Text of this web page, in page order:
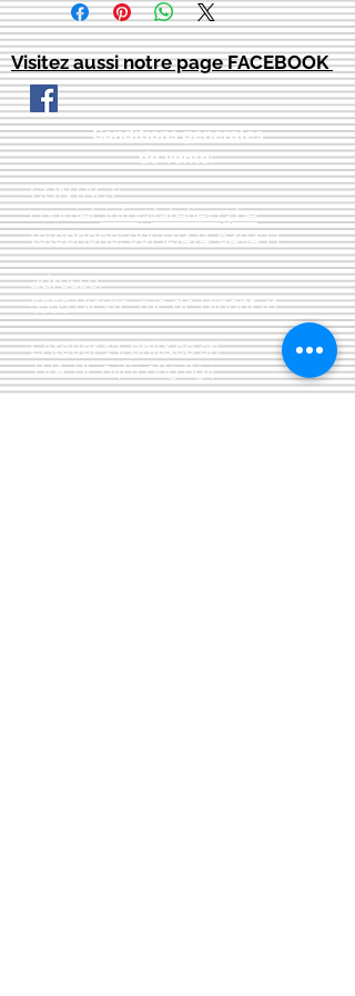
Visitez aussi notre page FACEBOOK
Conditions générales
de vente::
CONTACT:
courriel:info@latelier13.be
téléphone:00(32)474-649433
adresse:
5555 Bièvre, rue de Dinant 41
L'Atelier 13, phil&co srl
TVA: BE0461 089 894